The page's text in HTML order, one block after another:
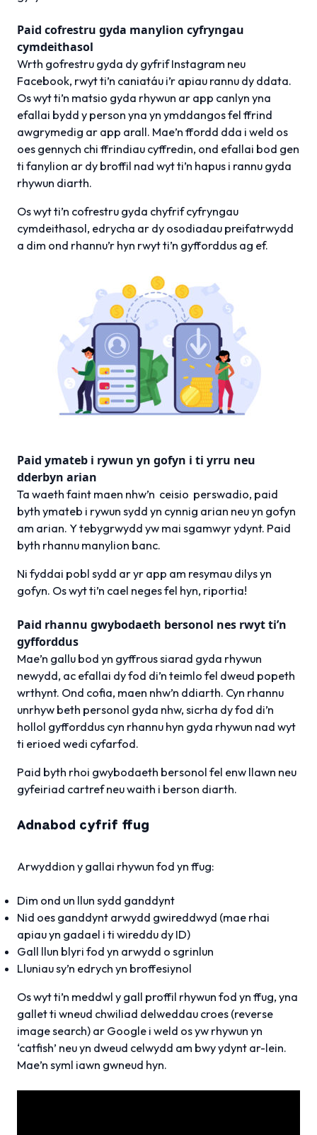
Paid cofrestru gyda manylion cyfryngau
cymdeithasol
Wrth gofrestru gyda dy gyfrif Instagram neu
Facebook, rwyt ti’n caniatáu i’r apiau rannu dy ddata.
Os wyt ti’n matsio gyda rhywun ar app canlyn yna
efallai bydd y person yna yn ymddangos fel ffrind
awgrymedig ar app arall. Mae’n ffordd dda i weld os
oes gennych chi ffrindiau cyffredin, ond efallai bod gen
ti fanylion ar dy broffil nad wyt ti’n hapus i rannu gyda
rhywun diarth.
Os wyt ti’n cofrestru gyda chyfrif cyfryngau
cymdeithasol, edrycha ar dy osodiadau preifatrwydd
a dim ond rhannu’r hyn rwyt ti’n gyfforddus ag ef.
Paid ymateb i rywun yn gofyn i ti yrru neu
dderbyn arian
Ta waeth faint maen nhw’n ceisio perswadio, paid
byth ymateb i rywun sydd yn cynnig arian neu yn gofyn
am arian. Y tebygrwydd yw mai sgamwyr ydynt. Paid
byth rhannu manylion banc.
Ni fyddai pobl sydd ar yr app am resymau dilys yn
gofyn. Os wyt ti’n cael neges fel hyn, riportia!
Paid rhannu gwybodaeth bersonol nes rwyt ti’n
gyfforddus
Mae’n gallu bod yn gyffrous siarad gyda rhywun
newydd, ac efallai dy fod di’n teimlo fel dweud popeth
wrthynt. Ond cofia, maen nhw’n ddiarth. Cyn rhannu
unrhyw beth personol gyda nhw, sicrha dy fod di’n
hollol gyfforddus cyn rhannu hyn gyda rhywun nad wyt
ti erioed wedi cyfarfod.
Paid byth rhoi gwybodaeth bersonol fel enw llawn neu
gyfeiriad cartref neu waith i berson diarth.
Adnabod cyfrif ffug
Arwyddion y gallai rhywun fod yn ffug:
Dim ond un llun sydd ganddynt
Nid oes ganddynt arwydd gwireddwyd (mae rhai
apiau yn gadael i ti wireddu dy ID)
Gall llun blyri fod yn arwydd o sgrinlun
Lluniau sy’n edrych yn broffesiynol
Os wyt ti’n meddwl y gall proffil rhywun fod yn ffug, yna
gallet ti wneud chwiliad delweddau croes (reverse
image search) ar Google i weld os yw rhywun yn
‘catfish’ neu yn dweud celwydd am bwy ydynt ar-lein.
Mae’n syml iawn gwneud hyn.